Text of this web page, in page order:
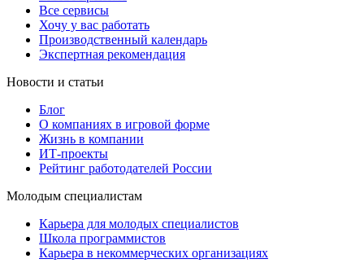
Все сервисы
Хочу у вас работать
Производственный календарь
Экспертная рекомендация
Новости и статьи
Блог
О компаниях в игровой форме
Жизнь в компании
ИТ-проекты
Рейтинг работодателей России
Молодым специалистам
Карьера для молодых специалистов
Школа программистов
Карьера в некоммерческих организациях